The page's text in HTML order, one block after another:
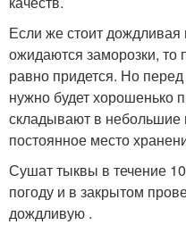
Если же стоит
ожидаются заморозки, то
равно придется. Но
нужно будет хорошенько
складывают в небольшие
постоянное место
Сушат тыквы в течение
погоду и в закрытом
дождливую .